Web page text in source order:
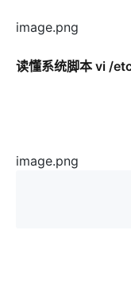
image.png
读懂系统脚本 vi /
image.png